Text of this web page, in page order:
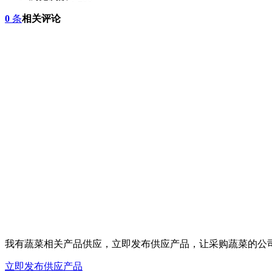
0 条相关评论
我有蔬菜相关产品供应，立即发布供应产品，让采购蔬菜的公
立即发布供应产品